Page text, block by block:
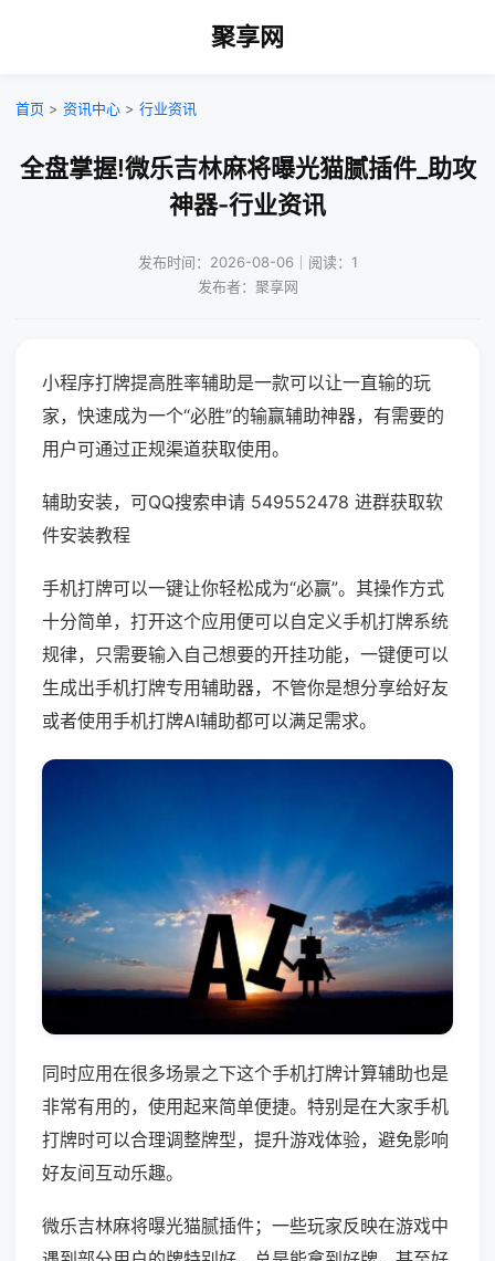
聚享网
首页 > 资讯中心 > 行业资讯
全盘掌握!微乐吉林麻将曝光猫腻插件_助攻
神器-行业资讯
发布时间：2026-08-06｜阅读：1
发布者：聚享网
小程序打牌提高胜率辅助是一款可以让一直输的玩
家，快速成为一个“必胜”的输赢辅助神器，有需要的
用户可通过正规渠道获取使用。
辅助安装，可QQ搜索申请 549552478 进群获取软
件安装教程
手机打牌可以一键让你轻松成为“必赢”。其操作方式
十分简单，打开这个应用便可以自定义手机打牌系统
规律，只需要输入自己想要的开挂功能，一键便可以
生成出手机打牌专用辅助器，不管你是想分享给好友
或者使用手机打牌AI辅助都可以满足需求。
同时应用在很多场景之下这个手机打牌计算辅助也是
非常有用的，使用起来简单便捷。特别是在大家手机
打牌时可以合理调整牌型，提升游戏体验，避免影响
好友间互动乐趣。
微乐吉林麻将曝光猫腻插件；一些玩家反映在游戏中